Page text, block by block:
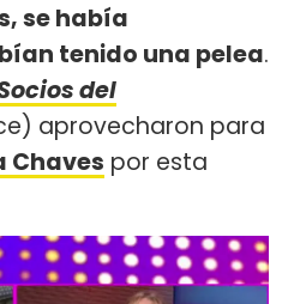
se había
tenido una pelea.
del
aprovecharon para
Chaves por esta